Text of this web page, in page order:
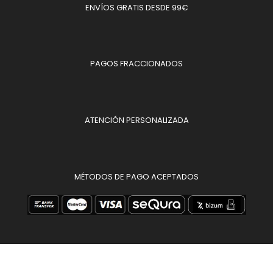
ENVÍOS GRATIS DESDE 99€
PAGOS FRACCIONADOS
ATENCIÓN PERSONALIZADA
MÉTODOS DE PAGO ACEPTADOS